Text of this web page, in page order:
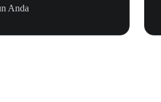
Anda